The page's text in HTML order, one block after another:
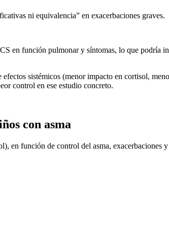
ni equivalencia” en exacerbaciones graves.
en función pulmonar y síntomas, lo que podría
sistémicos (menor impacto en cortisol,
control en ese estudio concreto.
con asma
en función de control del asma,